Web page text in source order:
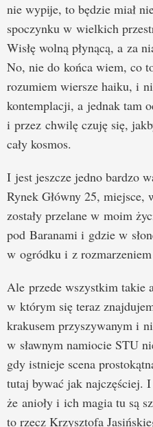
nie wypije, to będzie miał
spoczynku w wielkich
Wisłę wolną płynącą, a za
No, nie do końca wiem, co
rozumiem wiersze haiku, i
kontemplacji, a jednak tam
i przez chwilę czuję się,
cały kosmos.
I jest jeszcze jedno bardzo
Rynek Główny 25,
zostały przelane w moim
pod Baranami i gdzie w
w ogródku i z
Ale przede wszystkim takie
w którym się teraz
krakusem przyszywanym i
w sławnym namiocie STU
gdy istnieje scena
tutaj bywać jak najczęściej.
że anioły i ich magia tu są
to rzecz Krzysztofa